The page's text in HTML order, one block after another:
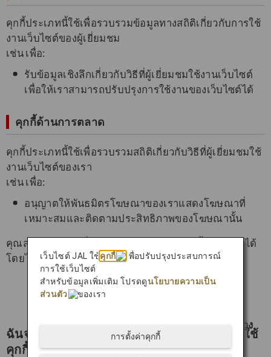
คุกกี้ประเภทนี้ใช้เพื่อรวบรวมข้อมูลทางสถิติเกี่ยวกับการใช้
งานเว็บไซต์ของผู้เยี่ยมชม
เช่น เพื่อ:
รับข้อมูลเชิงลึกเกี่ยวกับวิธีที่ผู้เยี่ยมชมใช้งานเว็บไซต์
เพื่อให้เราสามารถปรับปรุงการใช้งานของเว็บไซต์ได้
คุกกี้ด้านการตลาด
คุกกี้ประเภทนี้ใช้เพื่อรวบรวมสถิติเกี่ยวกับวิธีที่ผู้เยี่ยมชมใช้
งานเว็บไซต์ของเรา
เช่น เพื่อ:
อนุญาตให้พันธมิตรโฆษณาของเราแสดงโฆษณาที่
เหมาะสมและติดตามประสิทธิภาพของโฆษณานั้น
คุณสามารถเลือกที่จะไม่รับโฆษณาประเภทนี้โดยถาวรได้
โดยไปที่เว็บไซต์ต่อไปนี้
NAI Consumer Opt Out
ฉันจะปฏิเสธหรือเพิกถอนความยินยอมให้การใช้
คุกกี้ได้อย่างไร
เว็บไซต์ JAL ใช้ คุกกี้
เพื่อปรับปรุงประสบการณ์
การใช้เว็บไซต์
สำหรับข้อมูลเพิ่มเติม โปรดดูนโยบายความเป็น
ส่วนตัว
ของเรา
การตั้งค่าคุกกี้